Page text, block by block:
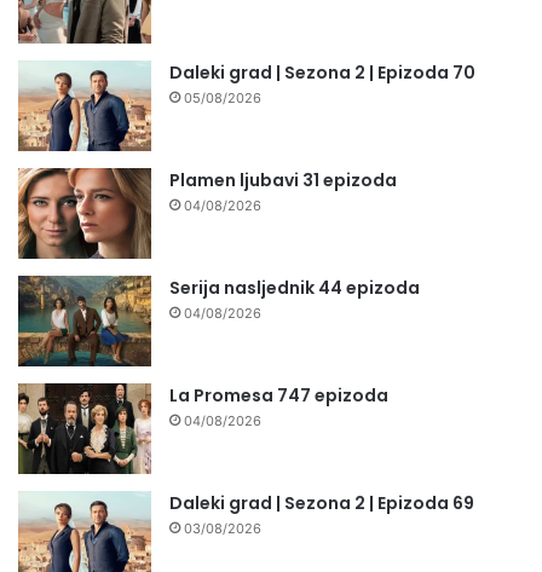
Daleki grad | Sezona 2 | Epizoda 70
05/08/2026
Plamen ljubavi 31 epizoda
04/08/2026
Serija nasljednik 44 epizoda
04/08/2026
La Promesa 747 epizoda
04/08/2026
Daleki grad | Sezona 2 | Epizoda 69
03/08/2026